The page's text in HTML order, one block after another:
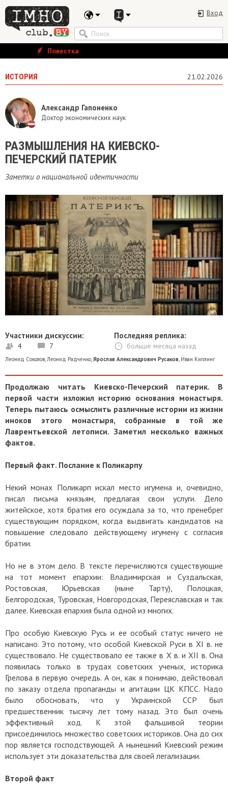
Вход
Повестка
ИСТОРИЯ 21.02.2026
Александр Гапоненко
Доктор экономических наук
РАЗМЫШЛЕНИЯ НА КИЕВСКО-
ПЕЧЕРСКИЙ ПАТЕРИК
Заметки о национальной идентичности
Участники дискуссии:
4 7
Последняя реплика:
больше месяца назад
Леонид Соколов,Леонид Радченко,Ярослав Александрович Русаков, Иван Киплинг
Продолжаю читать Киевско-Печерский патерик. В
первой части изложил историю основания монастыря.
Теперь пытаюсь осмыслить различные истории из жизни
иноков этого монастыря, собранные в той же
Лаврентьевской летописи. Заметил несколько важных
фактов.
Первый факт. Послание к Поликарпу
Некий монах Поликарп искал место игумена и, очевидно,
писал письма князьям, предлагая свои услуги. Дело
житейское, хотя братия его осуждала за то, что пренебрег
существующим порядком, когда выдвигать кандидатов на
повышение следовало действующему игумену с согласия
братии.
Но не в этом дело. В тексте перечисляются существующие
на тот момент епархии: Владимирская и Суздальская,
Ростовская, Юрьевская (ныне Тарту), Полоцкая,
Белгородская, Туровская, Новгородская, Переяславская и так
далее. Киевская епархия была одной из многих.
Про особую Киевскую Русь и ее особый статус ничего не
написано. Это потому, что особой Киевской Руси в XI в. не
существовало. Не существовало ее также в Х в. и XII в. Она
появилась только в трудах советских ученых, историка
Грелова в первую очередь. А он, как я понимаю, действовал
по заказу отдела пропаганды и агитации ЦК КПСС. Надо
было обосновать, что у Украинской ССР был
предшественник тысячу лет тому назад. Это был очень
эффективный ход. К этой фальшивой теории
присоединилось множество советских историков. Она до сих
пор является господствующей. А нынешний Киевский режим
использует эти доказательства для своей легализации.
Второй факт